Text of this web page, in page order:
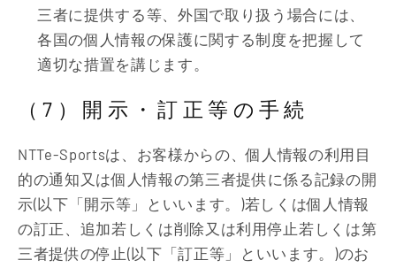
三者に提供する等、外国で取り扱う場合には、
各国の個人情報の保護に関する制度を把握して
適切な措置を講じます。
（7）開示・訂正等の手続
NTTe-Sportsは、お客様からの、個人情報の利用目
的の通知又は個人情報の第三者提供に係る記録の開
示(以下「開示等」といいます。)若しくは個人情報
の訂正、追加若しくは削除又は利用停止若しくは第
三者提供の停止(以下「訂正等」といいます。)のお